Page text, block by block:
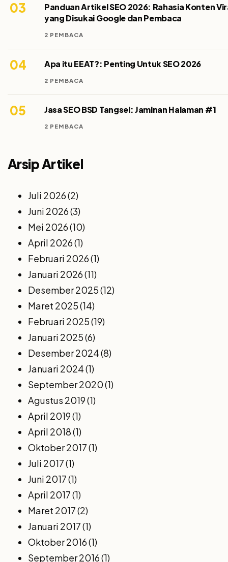
03
Panduan Artikel SEO 2026: Rahasia Konten
yang Disukai Google dan Pembaca
2 PEMBACA
04 Apa itu EEAT?: Penting Untuk SEO 2026
2 PEMBACA
05 Jasa SEO BSD Tangsel: Jaminan Halaman #1
2 PEMBACA
Arsip Artikel
Juli 2026(2)
Juni 2026(3)
Mei 2026(10)
April 2026(1)
Februari 2026(1)
Januari 2026(11)
Desember 2025(12)
Maret 2025(14)
Februari 2025(19)
Januari 2025(6)
Desember 2024(8)
Januari 2024(1)
September 2020(1)
Agustus 2019(1)
April 2019(1)
April 2018(1)
Oktober 2017(1)
Juli 2017(1)
Juni 2017(1)
April 2017(1)
Maret 2017(2)
Januari 2017(1)
Oktober 2016(1)
September 2016(1)